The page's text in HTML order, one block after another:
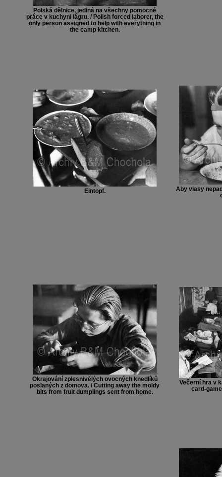
Polská dělnice, jediná na všechny pomocné
práce v kuchyni lágru. / Polish forced laborer, the
only person assigned to help with everything in
the camp kitchen.
Eintopf.
Aby vlasy
Okrajování zplesnivělých ovocných knedlíků
poslaných z domova. / Cutting away the moldy
bits from fruit dumplings sent from home.
Večerní hra v
card-